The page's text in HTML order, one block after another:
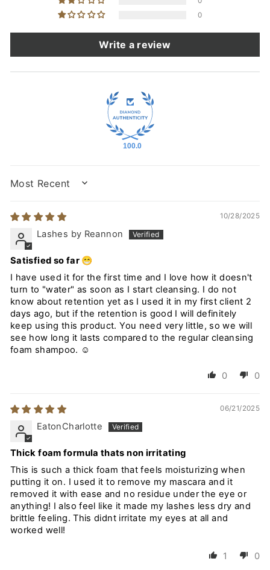
0
Write a review
100.0
SORT BY
10/28/2025
Lashes by Reannon
Satisfied so far 😁
I have used it for the first time and I love how it doesn't
turn to "water" as soon as I start cleansing. I do not
know about retention yet as I used it in my first client 2
days ago, but if the retention is good I will definitely
keep using this product. You need very little, so we will
see how long it lasts compared to the regular cleansing
foam shampoo. ☺️
0 0
06/21/2025
EatonCharlotte
Thick foam formula thats non irritating
This is such a thick foam that feels moisturizing when
putting it on. I used it to remove my mascara and it
removed it with ease and no residue under the eye or
anything! I also feel like it made my lashes less dry and
brittle feeling. This didnt irritate my eyes at all and
worked well!
1 0